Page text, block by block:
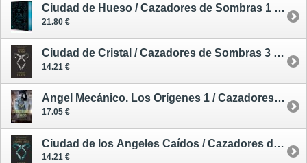
Ciudad de Hueso / Cazadores de Sombras 1 - tapa dura - edición especial
21.80 €
Ciudad de Cristal / Cazadores de Sombras 3 - rústica con sobrecubierta
14.21 €
Angel Mecánico. Los Orígenes 1 / Cazadores de Sombras
17.05 €
Ciudad de los Ángeles Caídos / Cazadores de Sombras 4 - rústica
14.21 €